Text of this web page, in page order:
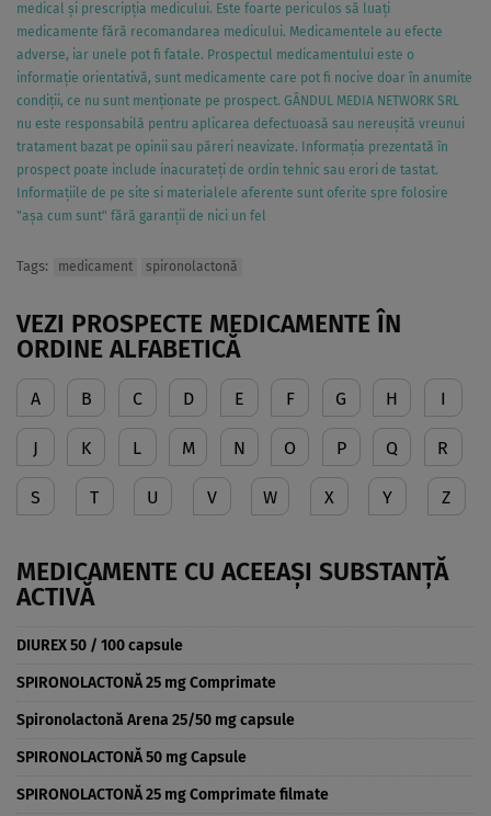
medical și prescripția medicului. Este foarte periculos să luați
medicamente fără recomandarea medicului. Medicamentele au efecte
adverse, iar unele pot fi fatale. Prospectul medicamentului este o
informație orientativă, sunt medicamente care pot fi nocive doar în anumite
condiții, ce nu sunt menționate pe prospect. GÂNDUL MEDIA NETWORK SRL
nu este responsabilă pentru aplicarea defectuoasă sau nereușită vreunui
tratament bazat pe opinii sau păreri neavizate. Informația prezentată în
prospect poate include inacurateți de ordin tehnic sau erori de tastat.
Informațiile de pe site si materialele aferente sunt oferite spre folosire
"așa cum sunt" fără garanții de nici un fel
Tags: medicament spironolactonă
VEZI PROSPECTE MEDICAMENTE ÎN
ORDINE ALFABETICĂ
A B C D E F G H I
J K L M N O P Q R
S T U V W X Y Z
MEDICAMENTE CU ACEEAȘI SUBSTANȚĂ
ACTIVĂ
DIUREX 50 / 100 capsule
SPIRONOLACTONĂ 25 mg Comprimate
Spironolactonă Arena 25/50 mg capsule
SPIRONOLACTONĂ 50 mg Capsule
SPIRONOLACTONĂ 25 mg Comprimate filmate